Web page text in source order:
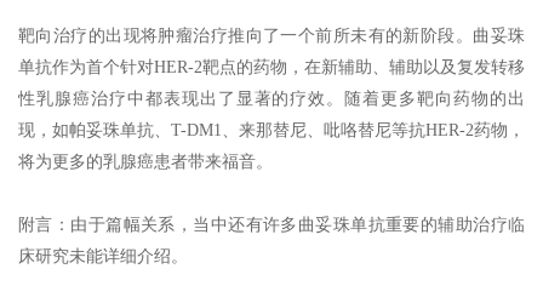
靶向治疗的出现将肿瘤治疗推向了一个前所未有的新阶段。曲妥珠
单抗作为首个针对HER-2靶点的药物，在新辅助、辅助以及复发转移
性乳腺癌治疗中都表现出了显著的疗效。随着更多靶向药物的出
现，如帕妥珠单抗、T-DM1、来那替尼、吡咯替尼等抗HER-2药物，
将为更多的乳腺癌患者带来福音。
附言：由于篇幅关系，当中还有许多曲妥珠单抗重要的辅助治疗临
床研究未能详细介绍。